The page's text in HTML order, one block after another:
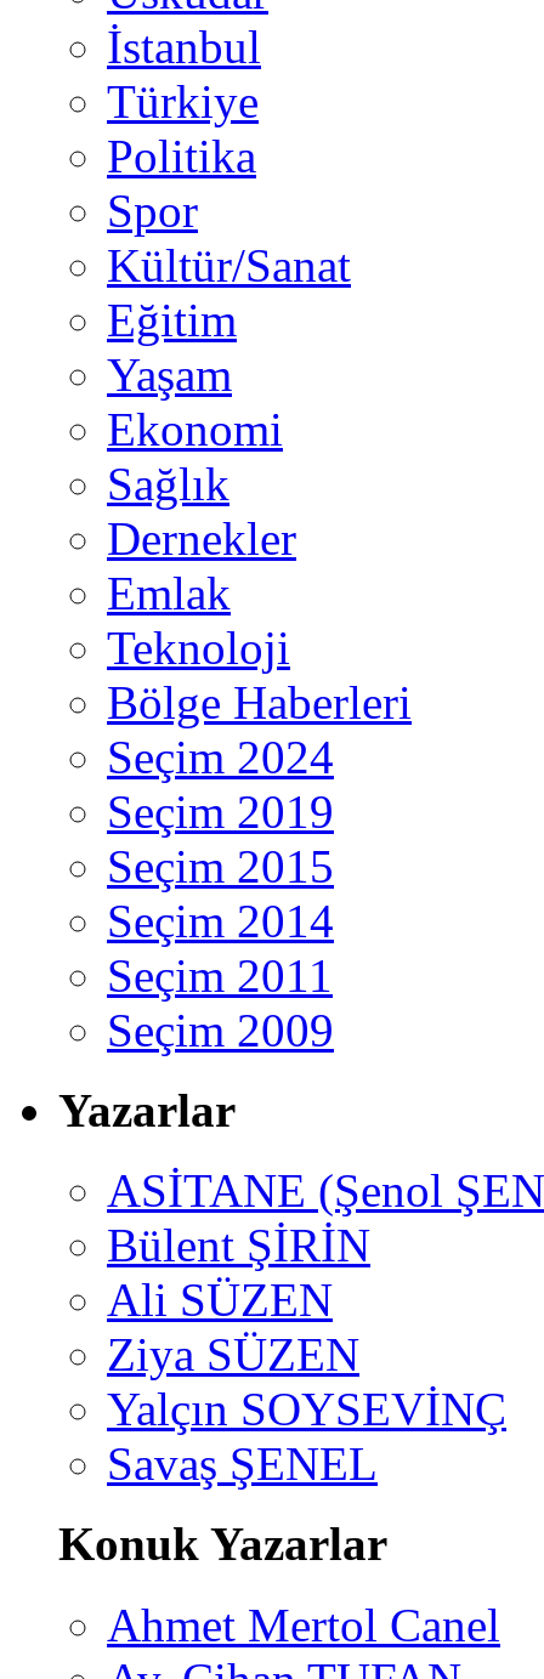
İstanbul
Türkiye
Politika
Spor
Kültür/Sanat
Eğitim
Yaşam
Ekonomi
Sağlık
Dernekler
Emlak
Teknoloji
Bölge Haberleri
Seçim 2024
Seçim 2019
Seçim 2015
Seçim 2014
Seçim 2011
Seçim 2009
Yazarlar
ASİTANE (Şenol
Bülent ŞİRİN
Ali SÜZEN
Ziya SÜZEN
Yalçın SOYSEVİNÇ
Savaş ŞENEL
Konuk Yazarlar
Ahmet Mertol Canel